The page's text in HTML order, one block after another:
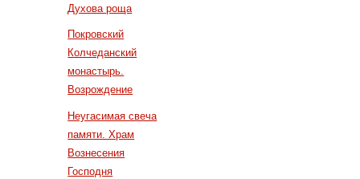
Духова роща
Покровский
Колчеданский
монастырь.
Возрождение
Неугасимая свеча
памяти. Храм
Вознесения
Господня